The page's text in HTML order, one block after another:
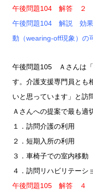
午後問題104 解答 ２
午後問題104 解説 効果
動（wearing-off現象）の
午後問題105 Ａさんは「
す。介護支援専門員とも
いと思っています」と訪
Ａさんへの提案で最も適
１．訪問介護の利用
２．短期入所の利用
３．車椅子での室内移動
４．訪問リハビリテーシ
午後問題105 解答 ４